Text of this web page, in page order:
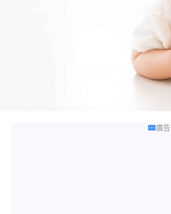
廣告